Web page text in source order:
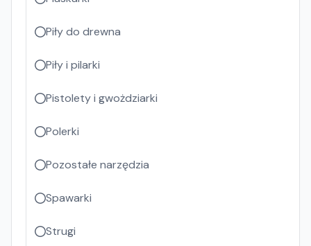
Piły do drewna
Piły i pilarki
Pistolety i gwożdziarki
Polerki
Pozostałe narzędzia
Spawarki
Strugi